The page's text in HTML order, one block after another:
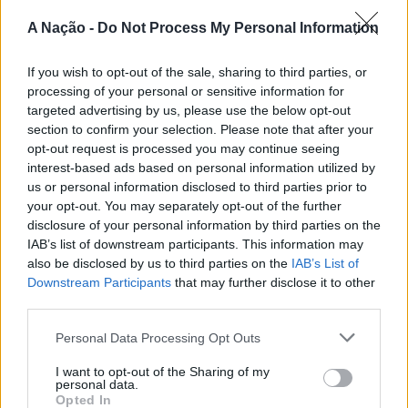
A Nação - Do Not Process My Personal Information
If you wish to opt-out of the sale, sharing to third parties, or
processing of your personal or sensitive information for
targeted advertising by us, please use the below opt-out
section to confirm your selection. Please note that after your
opt-out request is processed you may continue seeing
interest-based ads based on personal information utilized by
us or personal information disclosed to third parties prior to
your opt-out. You may separately opt-out of the further
disclosure of your personal information by third parties on the
IAB’s list of downstream participants. This information may
also be disclosed by us to third parties on the IAB’s List of
Downstream Participants that may further disclose it to other
Personal Data Processing Opt Outs
I want to opt-out of the Sharing of my
personal data.
Opted In
passa também por Sines, Peniche, Viana do Castelo, Vila
Nova de Milfontes e Ericeira.
A iniciativa pretende aproximar a prática dos desportos
de vento das comunidades costeiras, promovendo o
território através do mar e das suas condições naturais.
Nas palavras de Pedro Mota, De todas as etapas do
Nortada Ocean Rides, este evento é o que mais precisa
da “nortada” como apoio, porque sem vento não há
kitesurf.
A presença da Nortada vai mais uma vez, alem da
competição. O que queremos é fazer parte deste
movimento que promove o encontro entre atletas,
visitantes e a comunidade local. Que a marca Nortada
esteja presente de uma forma natural e quase obvia,
Esposende com o vento e o mar, refere o CEO da
Nortada.
ATUALIDADE
Cinco projetos de Cascais finalistas
em iniciativa europeia
Publicado 1 dia atrás
Por Ígor Lopes
Vencedores serão anunciados no “Innovation in Politics
Congressos do Estoril.